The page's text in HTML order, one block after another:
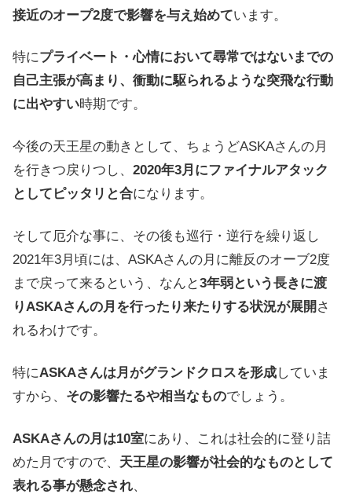
接近のオープ2度で影響を与え始めています。
特にプライベート・心情において尋常ではないまでの
自己主張が高まり、衝動に駆られるような突飛な行動
に出やすい時期です。
今後の天王星の動きとして、ちょうどASKAさんの月
を行きつ戻りつし、 2020年3月にファイナルアタック
としてピッタリと合になります。
そして厄介な事に、その後も巡行・逆行を繰り返し
2021年3月頃には、ASKAさんの月に離反のオーブ2度
まで戻って来るという、なんと3年弱という長きに渡
りASKAさんの月を行ったり来たりする状況が展開 さ
れるわけです。
特にASKAさんは月がグランドクロスを形成していま
すから、 その影響たるや相当なものでしょう。
ASKAさんの月は10室にあり、これは社会的に登り詰
めた月ですので、 天王星の影響が社会的なものとして
表れる事が懸念され、